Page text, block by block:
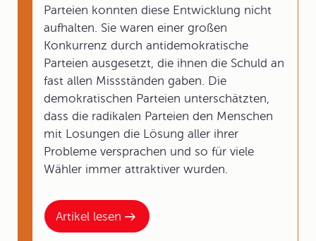
Artikel lesen
Parteien konnten diese Entwicklung nicht
aufhalten. Sie waren einer großen
Konkurrenz durch antidemokratische
Parteien ausgesetzt, die ihnen die Schuld an
fast allen Missständen gaben. Die
demokratischen Parteien unterschätzten,
dass die radikalen Parteien den Menschen
mit Losungen die Lösung aller ihrer
Probleme versprachen und so für viele
Wähler immer attraktiver wurden.